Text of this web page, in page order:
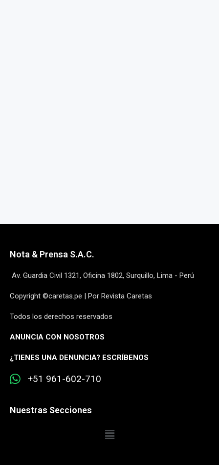
Nota & Prensa S.A.C.
Av. Guardia Civil 1321, Oficina 1802, Surquillo, Lima - Perú
Copyright ©caretas.pe | Por Revista Caretas
Todos los derechos reservados
ANUNCIA CON NOSOTROS
¿TIENES UNA DENUNCIA? ESCRÍBENOS
+51 961-602-710
Nuestras Secciones